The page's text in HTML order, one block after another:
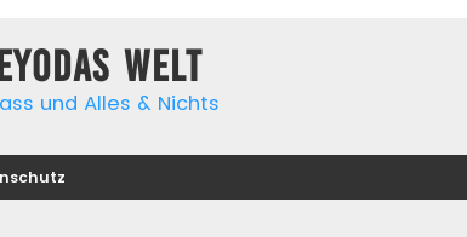
Welt
und Alles & Nichts